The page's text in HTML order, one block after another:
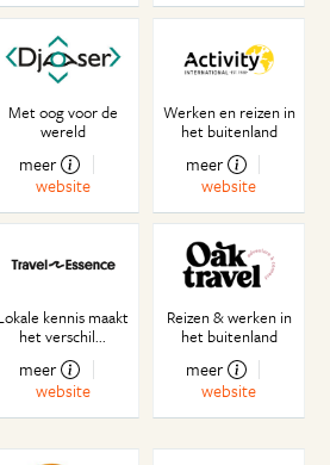
leven
sport live aanschouwd
lui
Babe
Met oog voor de
wereld
meer
website
Werken en reizen in
het buitenland
meer
website
kennis maakt
het verschil...
meer
website
Reizen & werken in
het buitenland
meer
website